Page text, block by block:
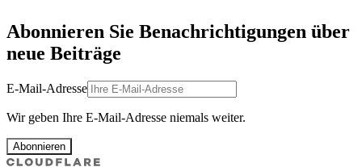
Abonnieren Sie Benachrichtigungen über
neue Beiträge
E-Mail-Adresse
Wir geben Ihre E-Mail-Adresse niemals weiter.
Abonnieren